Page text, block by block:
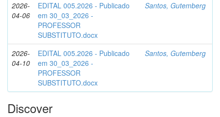
2026-
04-06
EDITAL 005.2026 - Publicado
em 30_03_2026 -
PROFESSOR
SUBSTITUTO.docx
Santos, Gutemberg
2026-
04-10
EDITAL 005.2026 - Publicado
em 30_03_2026 -
PROFESSOR
SUBSTITUTO.docx
Santos, Gutemberg
Discover